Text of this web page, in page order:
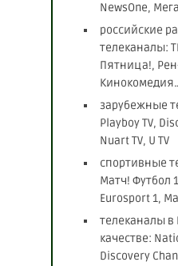
NewsOne,
российские
телеканалы:
Пятница!,
зарубежные
Playboy TV,
Nuart TV, U TV
спортивные
Матч! Футбол
Eurosport 1,
телеканалы в
качестве:
Discovery